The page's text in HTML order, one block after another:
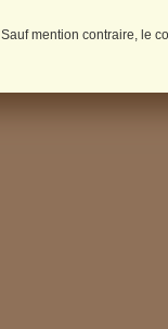
Sauf mention contraire, le